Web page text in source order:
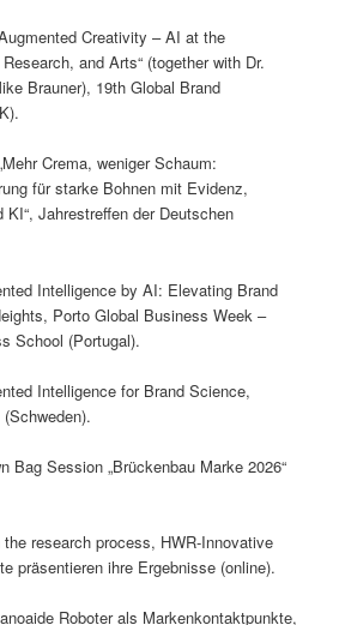
Creativity – AI at the
and Arts“ (together with Dr.
Brauner), 19th Global Brand
Crema, weniger Schaum:
für starke Bohnen mit Evidenz,
KI“, Jahrestreffen der Deutschen
Intelligence by AI: Elevating Brand
Porto Global Business Week –
School (Portugal).
Intelligence for Brand Science,
Bag Session „Brückenbau Marke 2026“
research process, HWR-Innovative
präsentieren ihre Ergebnisse (online).
Roboter als Markenkontaktpunkte,